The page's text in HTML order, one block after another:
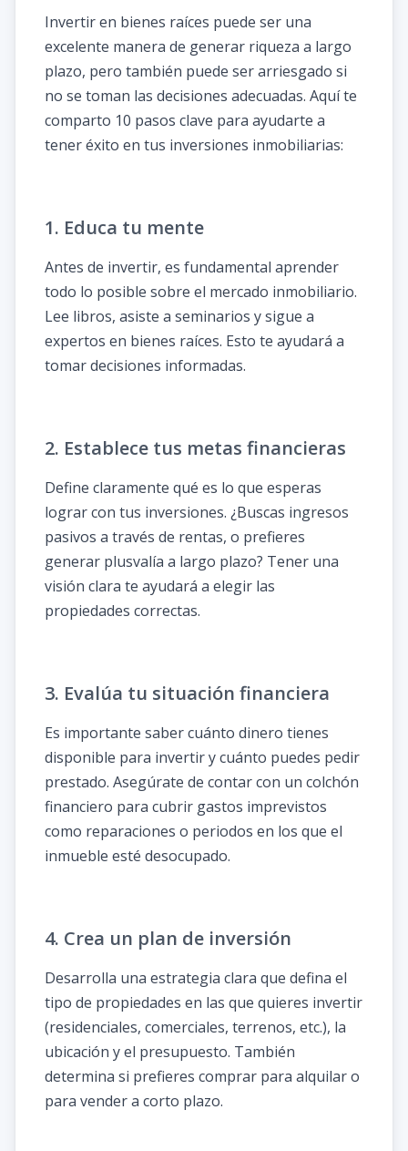
Invertir en bienes raíces puede ser una
excelente manera de generar riqueza a largo
plazo, pero también puede ser arriesgado si
no se toman las decisiones adecuadas. Aquí te
comparto 10 pasos clave para ayudarte a
tener éxito en tus inversiones inmobiliarias:
1. Educa tu mente
Antes de invertir, es fundamental aprender
todo lo posible sobre el mercado inmobiliario.
Lee libros, asiste a seminarios y sigue a
expertos en bienes raíces. Esto te ayudará a
tomar decisiones informadas.
2. Establece tus metas financieras
Define claramente qué es lo que esperas
lograr con tus inversiones. ¿Buscas ingresos
pasivos a través de rentas, o prefieres
generar plusvalía a largo plazo? Tener una
visión clara te ayudará a elegir las
propiedades correctas.
3. Evalúa tu situación financiera
Es importante saber cuánto dinero tienes
disponible para invertir y cuánto puedes pedir
prestado. Asegúrate de contar con un colchón
financiero para cubrir gastos imprevistos
como reparaciones o periodos en los que el
inmueble esté desocupado.
4. Crea un plan de inversión
Desarrolla una estrategia clara que defina el
tipo de propiedades en las que quieres invertir
(residenciales, comerciales, terrenos, etc.), la
ubicación y el presupuesto. También
determina si prefieres comprar para alquilar o
para vender a corto plazo.